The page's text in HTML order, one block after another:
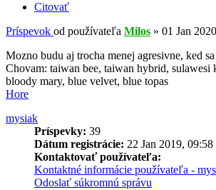
Citovať
Príspevok od používateľa Milos » 01 Jan
Mozno budu aj trocha menej agresivne, ked
Chovam: taiwan bee, taiwan hybrid, sulawesi
bloody mary, blue velvet, blue topas
Hore
mysiak
Príspevky: 39
Dátum registrácie: 22 Jan 2019, 09:58
Kontaktovať používateľa:
Kontaktné informácie používateľa -
Odoslať súkromnú správu